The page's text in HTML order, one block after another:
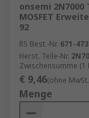
onsemi
MOSFET
92
RS Best.-Nr. 671-
Herst. Teile-Nr.
Zwischensumme (1
€ 9,46(ohne
Menge